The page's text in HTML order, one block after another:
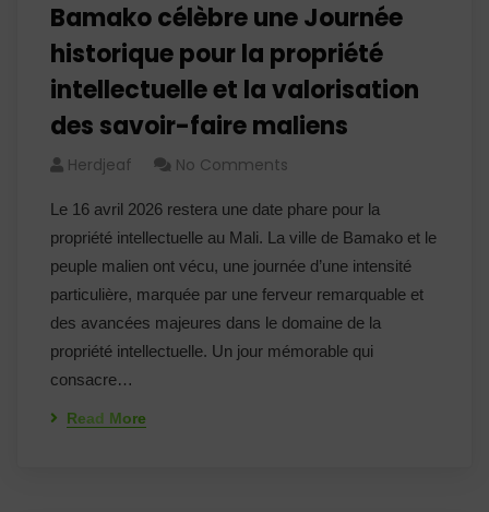
Bamako célèbre une Journée
historique pour la propriété
intellectuelle et la valorisation
des savoir-faire maliens
Herdjeaf No Comments
Le 16 avril 2026 restera une date phare pour la
propriété intellectuelle au Mali. La ville de Bamako et le
peuple malien ont vécu, une journée d’une intensité
particulière, marquée par une ferveur remarquable et
des avancées majeures dans le domaine de la
propriété intellectuelle. Un jour mémorable qui
consacre…
Read More